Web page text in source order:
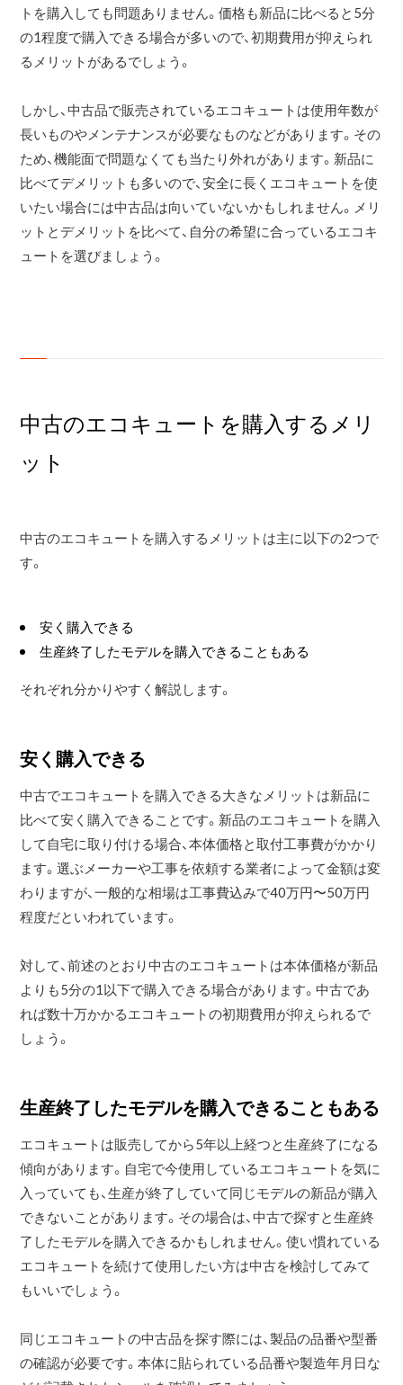
トを購入しても問題ありません。価格も新品に比べると5分
の1程度で購入できる場合が多いので、初期費用が抑えられ
るメリットがあるでしょう。
しかし、中古品で販売されているエコキュートは使用年数が
長いものやメンテナンスが必要なものなどがあります。その
ため、機能面で問題なくても当たり外れがあります。新品に
比べてデメリットも多いので、安全に長くエコキュートを使
いたい場合には中古品は向いていないかもしれません。メリ
ットとデメリットを比べて、自分の希望に合っているエコキ
ュートを選びましょう。
中古のエコキュートを購入するメリ
ット
中古のエコキュートを購入するメリットは主に以下の2つで
す。
安く購入できる
生産終了したモデルを購入できることもある
それぞれ分かりやすく解説します。
安く購入できる
中古でエコキュートを購入できる大きなメリットは新品に
比べて安く購入できることです。新品のエコキュートを購入
して自宅に取り付ける場合、本体価格と取付工事費がかかり
ます。選ぶメーカーや工事を依頼する業者によって金額は変
わりますが、一般的な相場は工事費込みで40万円〜50万円
程度だといわれています。
対して、前述のとおり中古のエコキュートは本体価格が新品
よりも5分の1以下で購入できる場合があります。中古であ
れば数十万かかるエコキュートの初期費用が抑えられるで
生産終了したモデルを購入できることもある
エコキュートは販売してから5年以上経つと生産終了になる
傾向があります。自宅で今使用しているエコキュートを気に
入っていても、生産が終了していて同じモデルの新品が購入
できないことがあります。その場合は、中古で探すと生産終
了したモデルを購入できるかもしれません。使い慣れている
エコキュートを続けて使用したい方は中古を検討してみて
もいいでしょう。
同じエコキュートの中古品を探す際には、製品の品番や型番
の確認が必要です。本体に貼られている品番や製造年月日な